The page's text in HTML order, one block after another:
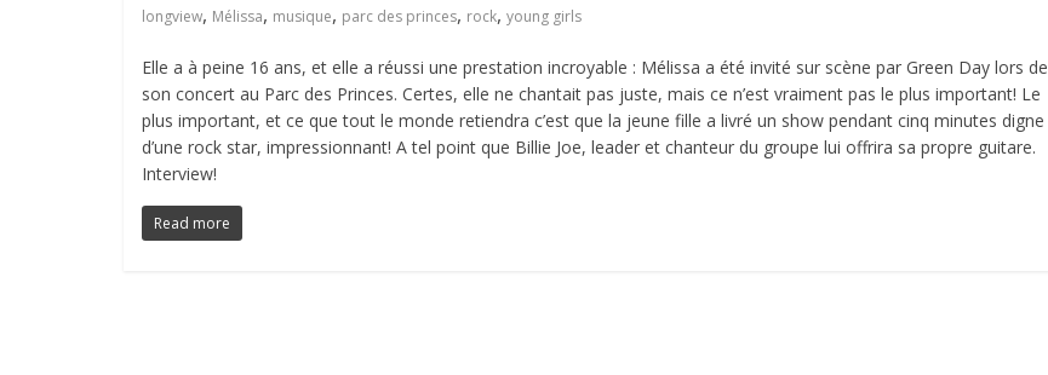
longview, Mélissa, musique, parc des princes, rock, young girls
Elle a à peine 16 ans, et elle a réussi une prestation incroyable : Mélissa a été invité sur scène par Green Day lors de
son concert au Parc des Princes. Certes, elle ne chantait pas juste, mais ce n’est vraiment pas le plus important! Le
plus important, et ce que tout le monde retiendra c’est que la jeune fille a livré un show pendant cinq minutes digne
d’une rock star, impressionnant! A tel point que Billie Joe, leader et chanteur du groupe lui offrira sa propre guitare.
Interview!
Read more